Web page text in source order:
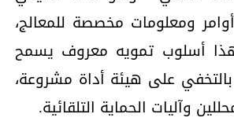
ومعلومات مخصصة للمعالج،
أسلوب تمويه معروف يسمح
بالتخفي على هيئة أداة مشروعة،
وآليات الحماية التلقائية.